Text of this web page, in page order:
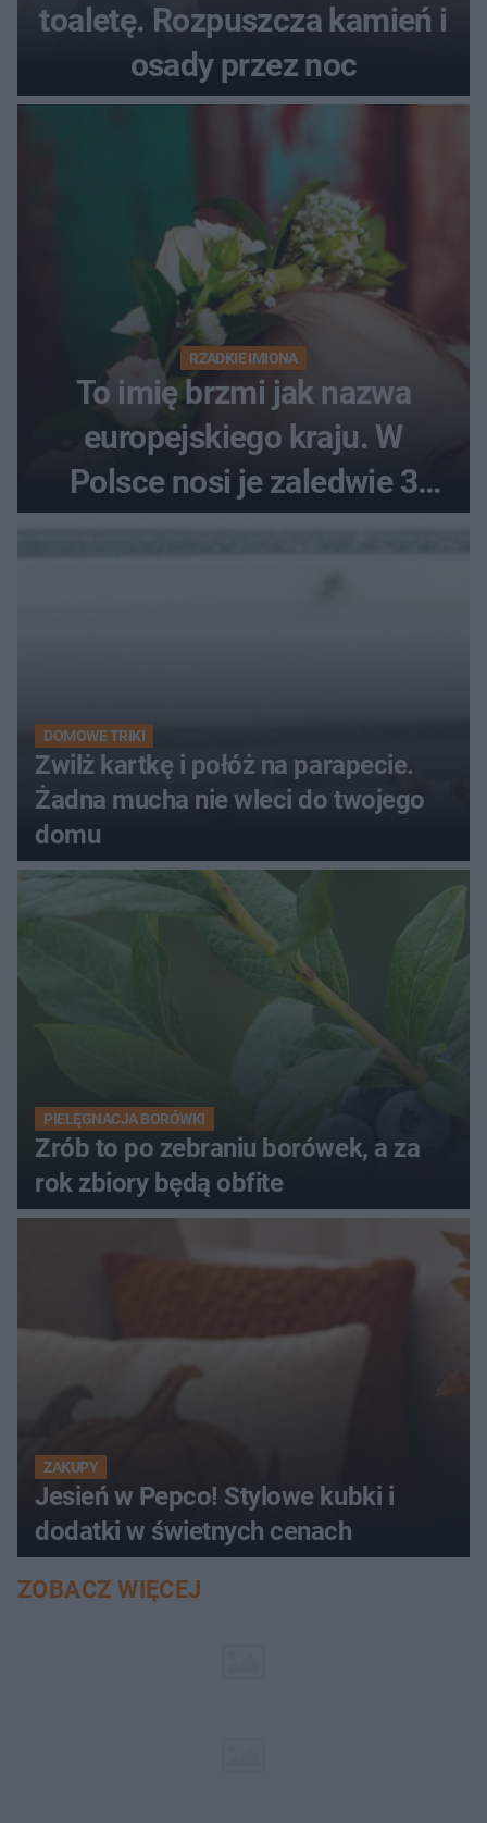
toaletę. Rozpuszcza kamień i
osady przez noc
RZADKIE IMIONA
To imię brzmi jak nazwa
europejskiego kraju. W
Polsce nosi je zaledwie 3
DOMOWE TRIKI
Zwilż kartkę i połóż na parapecie.
Żadna mucha nie wleci do twojego
domu
PIELĘGNACJA BORÓWKI
Zrób to po zebraniu borówek, a za
rok zbiory będą obfite
ZAKUPY
Jesień w Pepco! Stylowe kubki i
dodatki w świetnych cenach
ZOBACZ WIĘCEJ